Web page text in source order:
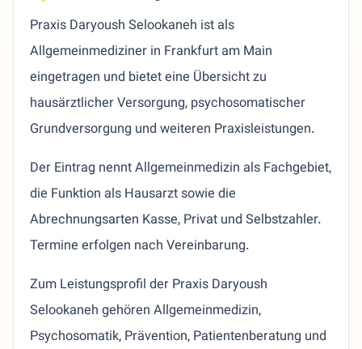
Praxis Daryoush Selookaneh ist als
Allgemeinmediziner in Frankfurt am Main
eingetragen und bietet eine Übersicht zu
hausärztlicher Versorgung, psychosomatischer
Grundversorgung und weiteren Praxisleistungen.
Der Eintrag nennt Allgemeinmedizin als Fachgebiet,
die Funktion als Hausarzt sowie die
Abrechnungsarten Kasse, Privat und Selbstzahler.
Termine erfolgen nach Vereinbarung.
Zum Leistungsprofil der Praxis Daryoush
Selookaneh gehören Allgemeinmedizin,
Psychosomatik, Prävention, Patientenberatung und